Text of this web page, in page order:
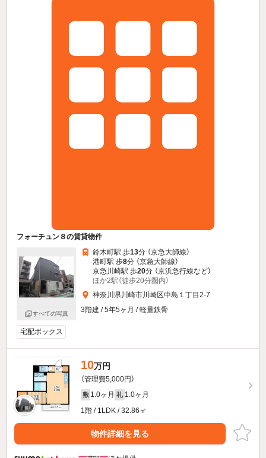
フォーチュン８の賃貸物件
すべての写真
鈴木町駅 歩13分 （京急大師線）
港町駅 歩8分 （京急大師線）
京急川崎駅 歩20分 （京浜急行線など）
ほか2駅（徒歩20分圏内）
神奈川県川崎市川崎区中島１丁目2-7
3階建 / 5年5ヶ月 / 軽量鉄骨
宅配ボックス
10万円
（管理費5,000円）
敷 1.0ヶ月 礼 1.0ヶ月
1階 / 1LDK / 32.86㎡
物件詳細を見る